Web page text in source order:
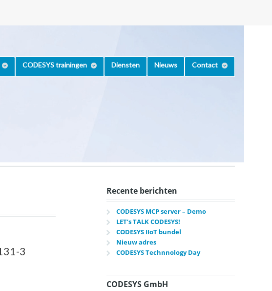
CODESYS trainingen Diensten Nieuws Contact
3
Recente berichten
CODESYS MCP server – Demo
LET’s TALK CODESYS!
CODESYS IIoT bundel
Nieuw adres
CODESYS Technnology Day
CODESYS GmbH